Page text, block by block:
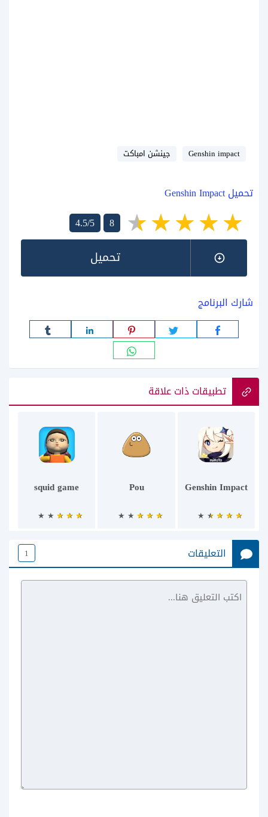
Genshin impact جينشن امباكت
تحميل Genshin Impact
4.5/5
8
تحميل
شارك البرنامج
تطبيقات ذات علاقة
Genshin Impact
Pou
squid game
Legend of
التعليقات 1